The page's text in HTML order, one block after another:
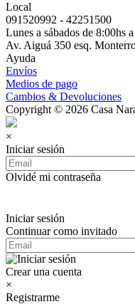
Local
091520992 - 42251500
Lunes a sábados de 8:00hs
Av. Aiguá 350 esq.
Ayuda
Envíos
Medios de pago
Cambios & Devoluciones
Copyright © 2026 Casa
×
Iniciar sesión
Olvidé mi contraseña
Iniciar sesión
Continuar como invitado
Crear una cuenta
×
Registrarme